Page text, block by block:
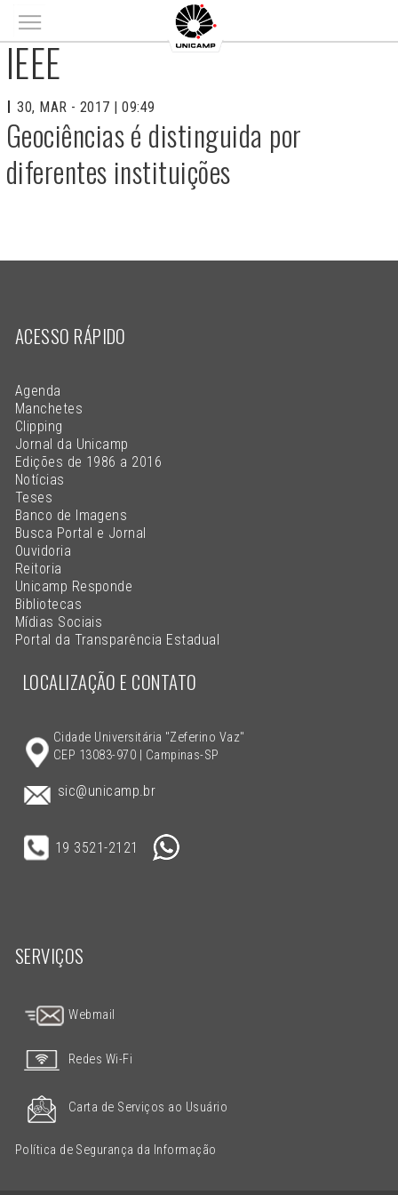
Main menu
IEEE
30, MAR - 2017 | 09:49
Geociências é distinguida por
diferentes instituições
ACESSO RÁPIDO
Agenda
Manchetes
Clipping
Jornal da Unicamp
Edições de 1986 a 2016
Notícias
Teses
Banco de Imagens
Busca Portal e Jornal
Ouvidoria
Reitoria
Unicamp Responde
Bibliotecas
Mídias Sociais
Portal da Transparência Estadual
LOCALIZAÇÃO E CONTATO
Cidade Universitária "Zeferino Vaz"
CEP 13083-970 | Campinas-SP
sic@unicamp.br
19 3521-2121
SERVIÇOS
Webmail
Redes Wi-Fi
Carta de Serviços ao Usuário
Política de Segurança da Informação